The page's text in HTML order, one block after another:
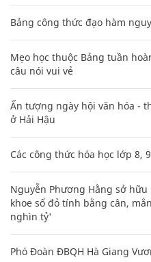
Bảng công thức đạo hàm
Mẹo học thuộc Bảng tuần
câu nói vui vẻ
Ấn tượng ngày hội văn hóa -
ở Hải Hậu
Các công thức hóa học lớp 8,
Nguyễn Phương Hằng sở
khoe sổ đỏ tính bằng cân,
nghìn tỷ'
Phó Đoàn ĐBQH Hà Giang